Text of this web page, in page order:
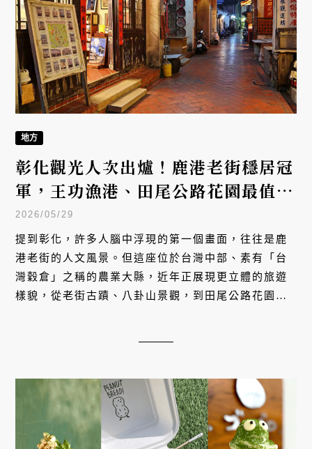
地方
彰化觀光人次出爐！鹿港老街穩居冠
軍，王功漁港、田尾公路花園最值得
深度玩的隱藏攻略
2026/05/29
提到彰化，許多人腦中浮現的第一個畫面，往往是鹿
港老街的人文風景。但這座位於台灣中部、素有「台
灣穀倉」之稱的農業大縣，近年正展現更立體的旅遊
樣貌，從老街古蹟、八卦山景觀，到田尾公路花園與